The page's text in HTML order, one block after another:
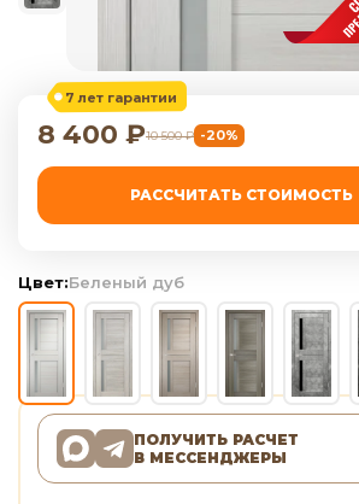
7 лет гарантии
8 400 ₽10 500₽ -20%
РАССЧИТАТЬ СТОИМОСТЬ
Цвет:Беленый дуб
ПОЛУЧИТЬ РАСЧЕТ
В МЕССЕНДЖЕРЫ